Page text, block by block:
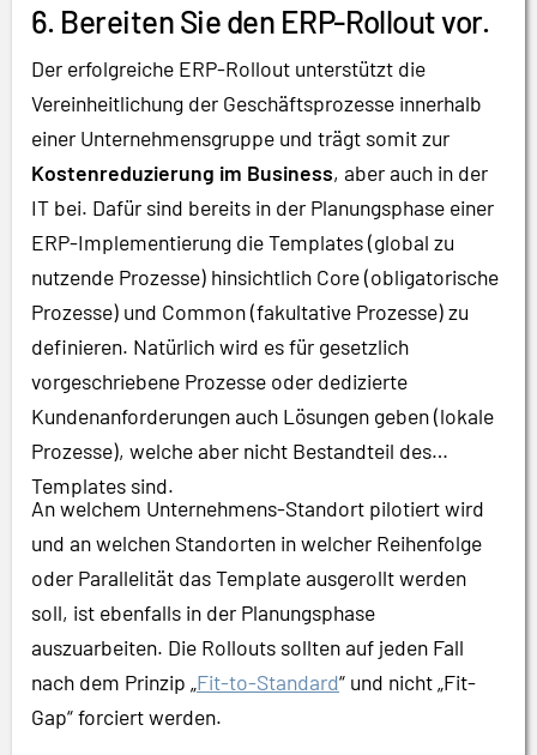
6. Bereiten Sie den ERP-Rollout vor.
Der erfolgreiche ERP-Rollout unterstützt die
Vereinheitlichung der Geschäftsprozesse innerhalb
einer Unternehmensgruppe und trägt somit zur
Kostenreduzierung im Business, aber auch in der
IT bei. Dafür sind bereits in der Planungsphase einer
ERP-Implementierung die Templates (global zu
nutzende Prozesse) hinsichtlich Core (obligatorische
Prozesse) und Common (fakultative Prozesse) zu
definieren. Natürlich wird es für gesetzlich
vorgeschriebene Prozesse oder dedizierte
Kundenanforderungen auch Lösungen geben (lokale
Prozesse), welche aber nicht Bestandteil des
Templates sind.
An welchem Unternehmens-Standort pilotiert wird
und an welchen Standorten in welcher Reihenfolge
oder Parallelität das Template ausgerollt werden
soll, ist ebenfalls in der Planungsphase
auszuarbeiten. Die Rollouts sollten auf jeden Fall
nach dem Prinzip „Fit-to-Standard“ und nicht „Fit-
Gap“ forciert werden.